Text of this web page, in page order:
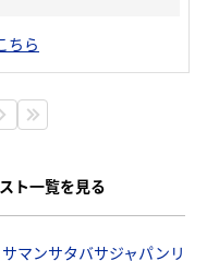
ちら
ト一覧を見る
サマンサタバサジャパンリ